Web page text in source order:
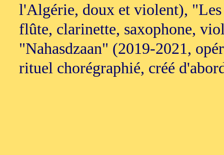
l'Algérie, doux et violent), "Les
flûte, clarinette, saxophone,
"Nahasdzaan" (2019-2021,
rituel chorégraphié, créé